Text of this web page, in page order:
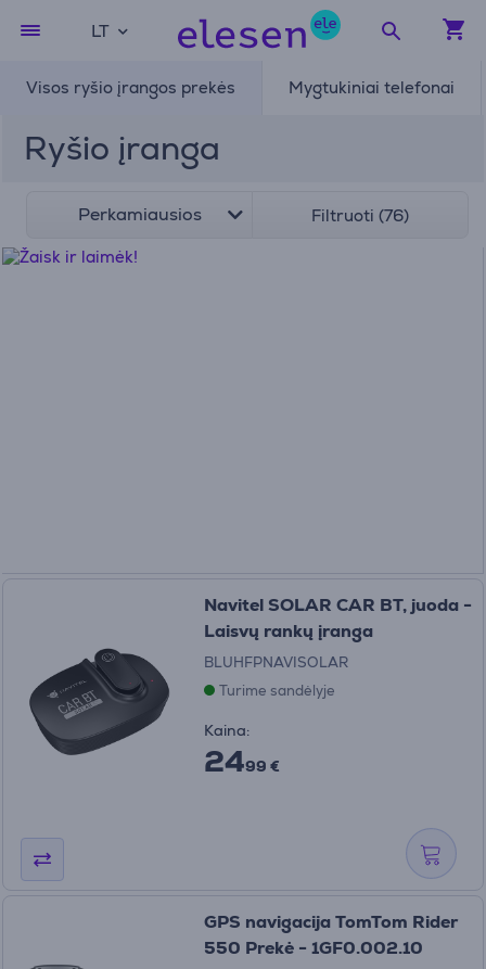
LT
Visos ryšio įrangos prekės Mygtukiniai telefonai
Ryšio įranga
Perkamiausios Filtruoti (76)
Navitel SOLAR CAR BT, juoda -
Laisvų rankų įranga
BLUHFPNAVISOLAR
Turime sandėlyje
Kaina:
2499 €
GPS navigacija TomTom Rider
550 Prekė - 1GF0.002.10